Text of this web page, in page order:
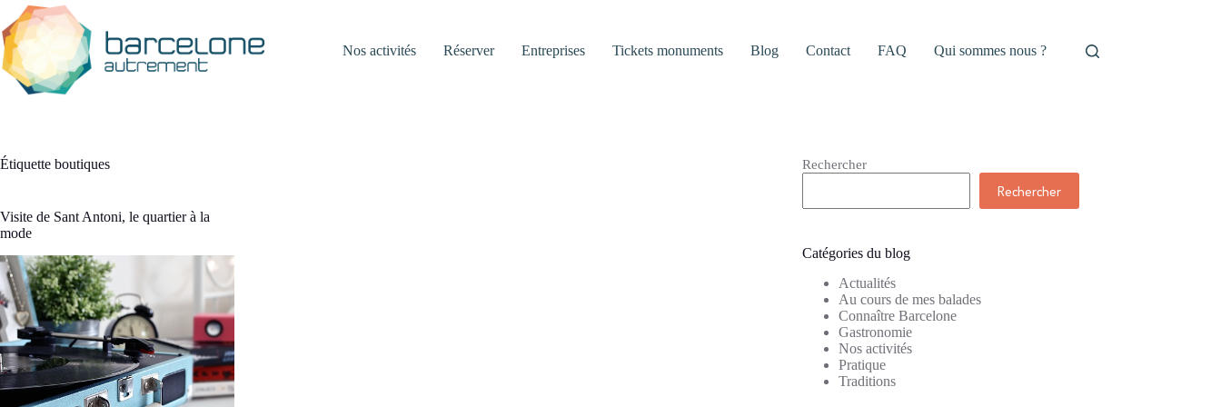
Passer
au
contenu
Nos activités Réserver Entreprises Tickets monuments Blog Contact FAQ Qui sommes nous ?
Étiquette boutiques
Visite de Sant Antoni, le quartier à la
mode
Rechercher
Rechercher
Catégories du blog
Actualités
Au cours de mes balades
Connaître Barcelone
Gastronomie
Nos activités
Pratique
Traditions